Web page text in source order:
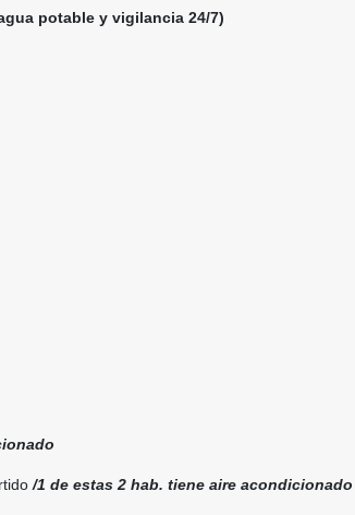
potable y vigilancia 24/7)
/1 de estas 2 hab. tiene aire acondicionado